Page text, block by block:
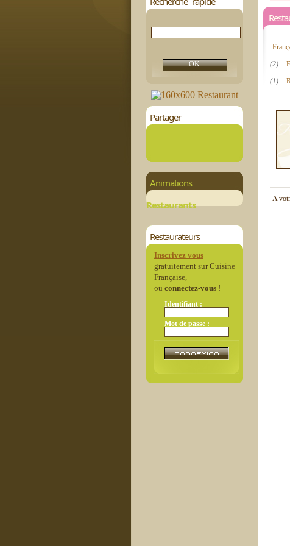
Partager
Animations
Restaurants
Restaurateurs
Inscrivez vous
gratuitement sur Cuisine
Française,
ou connectez-vous!
Identifiant :
Mot de passe :
(2)
(1)
A